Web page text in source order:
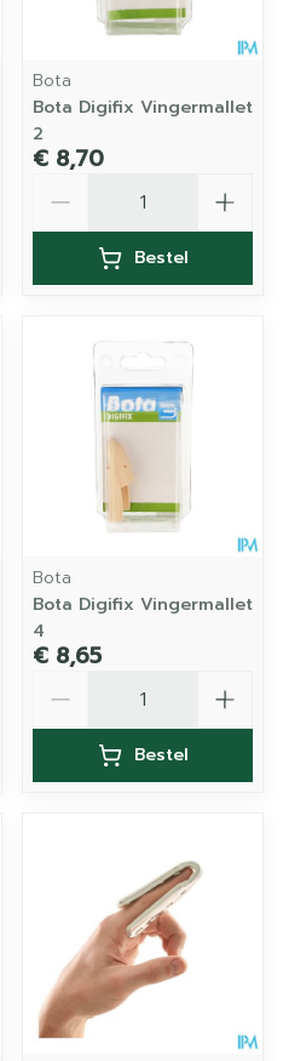
Bota
Bota Digifix Vingermallet
2
€ 8,70
Bestel
Bota
Bota Digifix Vingermallet
4
€ 8,65
Bestel